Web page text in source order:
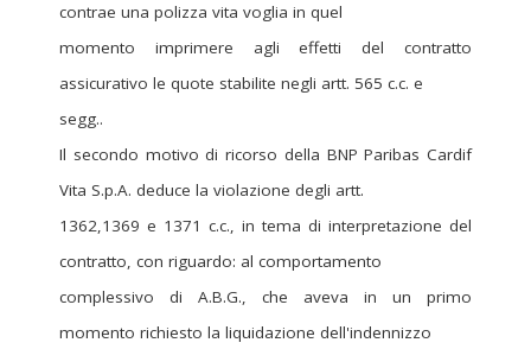
contrae una polizza vita voglia in quel
momento imprimere agli effetti del contratto
assicurativo le quote stabilite negli artt. 565 c.c. e
segg..
Il secondo motivo di ricorso della BNP Paribas Cardif
Vita S.p.A. deduce la violazione degli artt.
1362,1369 e 1371 c.c., in tema di interpretazione del
contratto, con riguardo: al comportamento
complessivo di A.B.G., che aveva in un primo
momento richiesto la liquidazione dell'indennizzo